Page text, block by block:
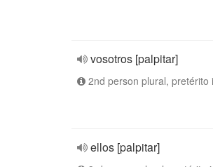
vosotros [palpitar]
2nd person plural, pretérito
ellos [palpitar]